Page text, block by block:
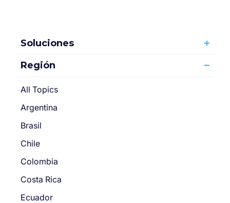
Soluciones
Región
All Topics
Argentina
Brasil
Chile
Colombia
Costa Rica
Ecuador